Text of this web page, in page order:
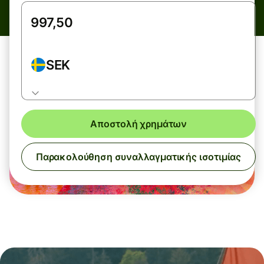
SEK
Αποστολή χρημάτων
Παρακολούθηση συναλλαγματικής ισοτιμίας